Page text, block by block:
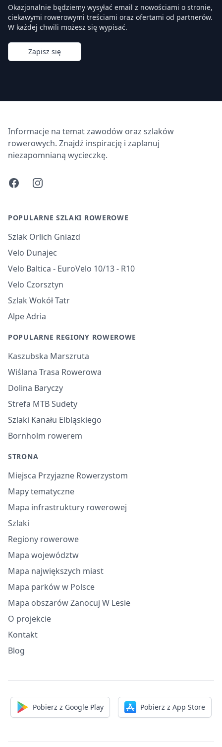
Okazjonalnie będziemy wysyłać email z nowościami o stronie,
ciekawymi rowerowymi treściami oraz ofertami od partnerów.
W każdej chwili możesz się wypisać.
Zapisz się
Informacje na temat zawodów oraz szlaków
rowerowych. Znajdź inspirację i zaplanuj
niezapomnianą wycieczkę.
FacebookInstagram
POPULARNE SZLAKI ROWEROWE
Szlak Orlich Gniazd
Velo Dunajec
Velo Baltica - EuroVelo 10/13 - R10
Velo Czorsztyn
Szlak Wokół Tatr
Alpe Adria
POPULARNE REGIONY ROWEROWE
Kaszubska Marszruta
Wiślana Trasa Rowerowa
Dolina Baryczy
Strefa MTB Sudety
Szlaki Kanału Elbląskiego
Bornholm rowerem
STRONA
Miejsca Przyjazne Rowerzystom
Mapy tematyczne
Mapa infrastruktury rowerowej
Szlaki
Regiony rowerowe
Mapa województw
Mapa największych miast
Mapa parków w Polsce
Mapa obszarów Zanocuj W Lesie
O projekcie
Kontakt
Blog
Pobierz z Google Play Pobierz z App Store